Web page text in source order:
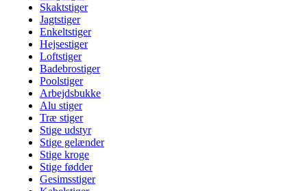
Skaktstiger
Jagtstiger
Enkeltstiger
Hejsestiger
Loftstiger
Badebrostiger
Poolstiger
Arbejdsbukke
Alu stiger
Træ stiger
Stige udstyr
Stige gelænder
Stige kroge
Stige fødder
Gesimsstiger